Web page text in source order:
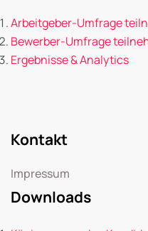
Arbeitgeber-Umfrage
Bewerber-Umfrage
Ergebnisse & Analytics
Kontakt
Impressum
Downloads